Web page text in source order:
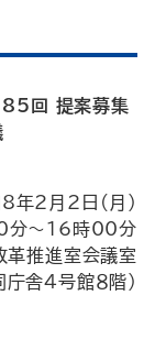
回 提案募集
8年2月2日(月)
分～16時00分
革推進室会議室
庁舎４号館８階）